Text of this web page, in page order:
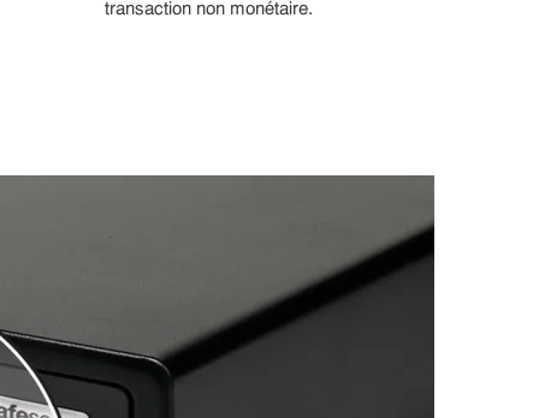
transaction non monétaire.